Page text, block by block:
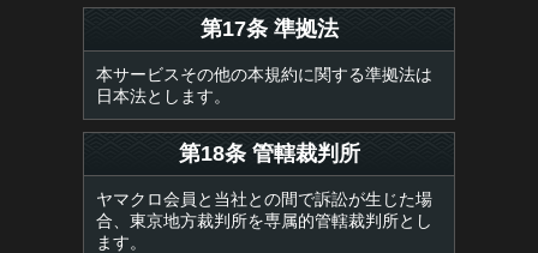
第17条 準拠法
本サービスその他の本規約に関する準拠法は
日本法とします。
第18条 管轄裁判所
ヤマクロ会員と当社との間で訴訟が生じた場
合、東京地方裁判所を専属的管轄裁判所とし
ます。